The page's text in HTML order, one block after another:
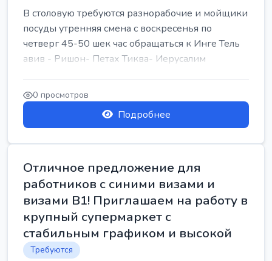
В столовую требуются разнорабочие и мойщики
посуды утренняя смена с воскресенья по
четверг 45-50 шек час обращаться к Инге Тель
авив - Ришон- Петах Тиква- Иерусалим
0 просмотров
Подробнее
Отличное предложение для
работников с синими визами и
визами B1! Приглашаем на работу в
крупный супермаркет с
стабильным графиком и высокой
Требуются